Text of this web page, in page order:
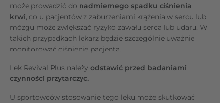
może prowadzić do nadmiernego spadku ciśnienia
krwi, co u pacjentów z zaburzeniami krążenia w sercu lub
mózgu może zwiększać ryzyko zawału serca lub udaru. W
takich przypadkach lekarz będzie szczególnie uważnie
monitorować ciśnienie pacjenta.
Lek Revival Plus należy odstawić przed badaniami
czynności przytarczyc.
U sportowców stosowanie tego leku może skutkować